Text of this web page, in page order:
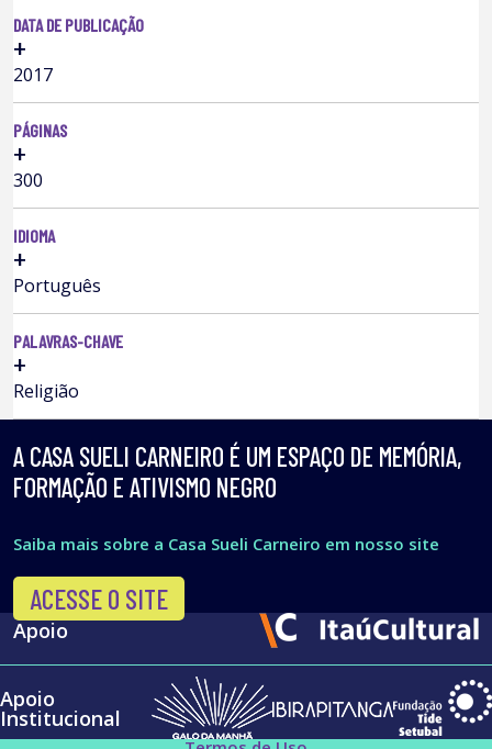
DATA DE PUBLICAÇÃO
+
2017
PÁGINAS
+
300
IDIOMA
+
Português
PALAVRAS-CHAVE
+
Religião
A CASA SUELI CARNEIRO É UM ESPAÇO DE MEMÓRIA,
FORMAÇÃO E ATIVISMO NEGRO
Saiba mais sobre a Casa Sueli Carneiro em nosso site
ACESSE O SITE
Apoio
Apoio
Institucional